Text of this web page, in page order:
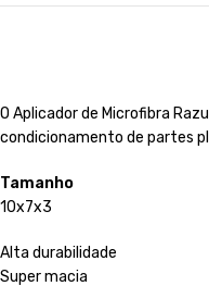
O Aplicador de Microfibra
condicionamento de partes
Tamanho
10x7x3
Alta durabilidade
Super macia